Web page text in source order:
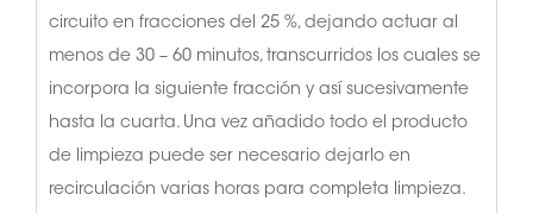
circuito en fracciones del 25 %, dejando actuar al
menos de 30 – 60 minutos, transcurridos los cuales se
incorpora la siguiente fracción y así sucesivamente
hasta la cuarta. Una vez añadido todo el producto
de limpieza puede ser necesario dejarlo en
recirculación varias horas para completa limpieza.